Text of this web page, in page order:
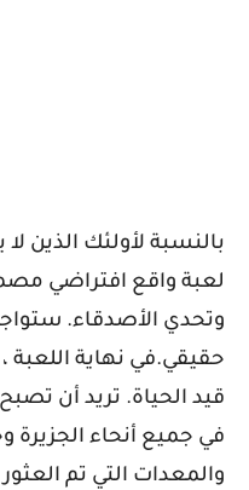
بالنسبة لأولئك الذين
لعبة واقع افتراضي
حقيقي.في نهاية اللعبة
قيد الحياة. تريد أن
في جميع أنحاء
والمعدات التي تم العثور